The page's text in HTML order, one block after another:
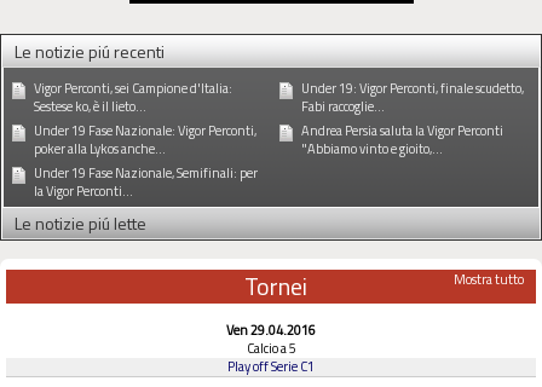
Le notizie piú recenti
Vigor Perconti, sei Campione d'Italia:
Sestese ko, è il lieto...
Under 19: Vigor Perconti, finale scudetto,
Fabi raccoglie...
Under 19 Fase Nazionale: Vigor Perconti,
poker alla Lykos anche...
Andrea Persia saluta la Vigor Perconti
"Abbiamo vinto e gioito,...
Under 19 Fase Nazionale, Semifinali: per
la Vigor Perconti...
Le notizie piú lette
Tornei Mostra tutto
Ven 29.04.2016
Calcio a 5
Play off Serie C1